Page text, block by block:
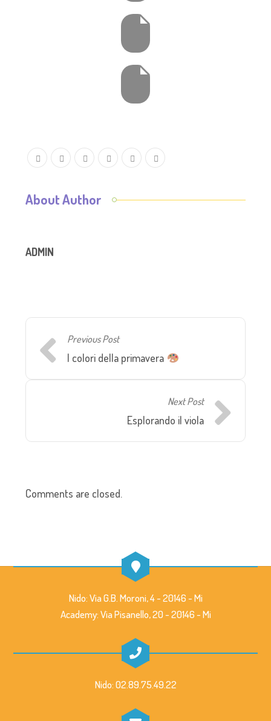
About Author
ADMIN
Previous Post
I colori della primavera
Next Post
Esplorando il viola
Comments are closed.
Nido: Via G.B. Moroni, 4 - 20146 - Mi
Academy: Via Pisanello, 20 - 20146 - Mi
Nido: 02.89.75.49.22